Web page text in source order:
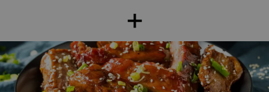
+